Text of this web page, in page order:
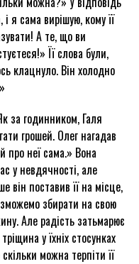
я сама вирішую, кому її
А те, що ви
Її слова були,
клацнуло. Він холодно
за годинником, Галя
грошей. Олег нагадав
про неї сама.» Вона
у невдячності, але
він поставив її на місце,
збирати на свою
Але радість затьмарює
у їхніх стосунках
можна терпіти її